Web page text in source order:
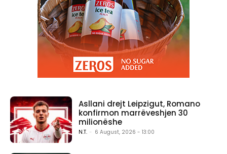
Asllani drejt Leipzigut, Romano
konfirmon marrëveshjen 30
milionëshe
N.T. - 6 August, 2026 - 13:00